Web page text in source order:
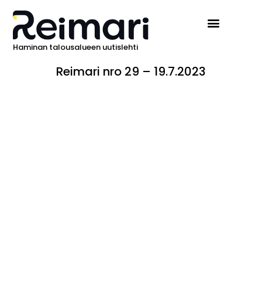
Haminan talousalueen uutislehti
Reimari nro 29 – 19.7.2023